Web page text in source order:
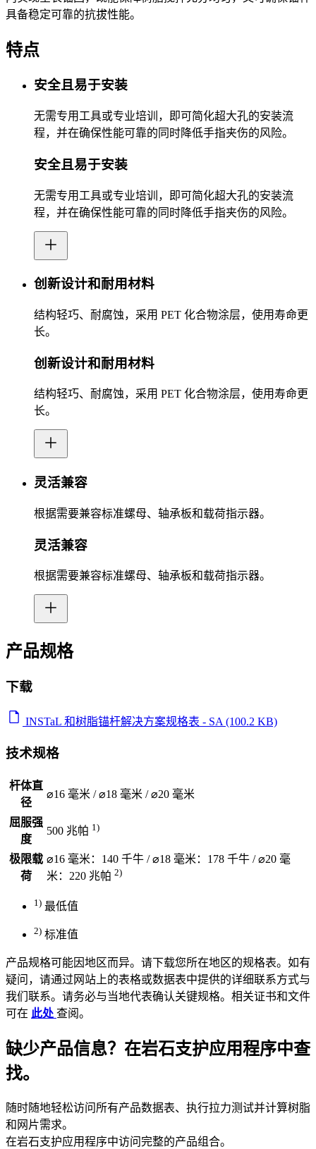
具备稳定可靠的抗拔性能。
特点
安全且易于安装
无需专用工具或专业培训，即可简化超大孔的安装流
程，并在确保性能可靠的同时降低手指夹伤的风险。
安全且易于安装
无需专用工具或专业培训，即可简化超大孔的安装流
程，并在确保性能可靠的同时降低手指夹伤的风险。
创新设计和耐用材料
结构轻巧、耐腐蚀，采用 PET 化合物涂层，使用寿命更
长。
创新设计和耐用材料
结构轻巧、耐腐蚀，采用 PET 化合物涂层，使用寿命更
长。
灵活兼容
根据需要兼容标准螺母、轴承板和载荷指示器。
灵活兼容
根据需要兼容标准螺母、轴承板和载荷指示器。
产品规格
下载
INSTaL 和树脂锚杆解决方案规格表 - SA (100.2 KB)
技术规格
杆体直
径
⌀16 毫米 / ⌀18 毫米 / ⌀20 毫米
屈服强
度
500 兆帕 1)
极限载
荷
⌀16 毫米：140 千牛 / ⌀18 毫米：178 千牛 / ⌀20 毫
米：220 兆帕 2)
1) 最低值
2) 标准值
产品规格可能因地区而异。请下载您所在地区的规格表。如有
疑问，请通过网站上的表格或数据表中提供的详细联系方式与
我们联系。请务必与当地代表确认关键规格。相关证书和文件
可在 此处 查阅。
缺少产品信息？在岩石支护应用程序中查
找。
随时随地轻松访问所有产品数据表、执行拉力测试并计算树脂
和网片需求。
在岩石支护应用程序中访问完整的产品组合。